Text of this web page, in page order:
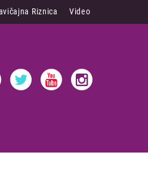
Riznica Video